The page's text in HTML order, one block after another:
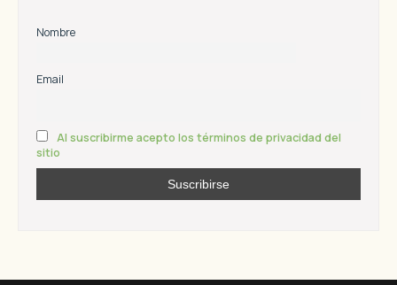
Nombre
Email
Al suscribirme acepto los términos de privacidad del
sitio